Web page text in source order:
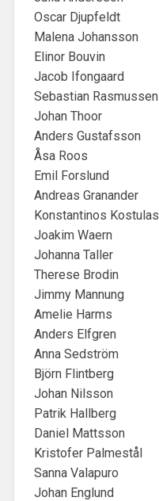
Oscar Djupfeldt
Malena Johansson
Elinor Bouvin
Jacob Ifongaard
Sebastian Rasmussen
Johan Thoor
Anders Gustafsson
Åsa Roos
Emil Forslund
Andreas Granander
Konstantinos Kostulas
Joakim Waern
Johanna Taller
Therese Brodin
Jimmy Mannung
Amelie Harms
Anders Elfgren
Anna Sedström
Björn Flintberg
Johan Nilsson
Patrik Hallberg
Daniel Mattsson
Kristofer Palmestål
Sanna Valapuro
Johan Englund